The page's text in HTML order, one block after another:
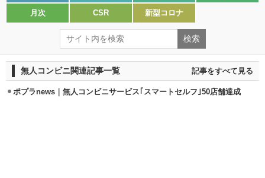
月次 CSR 新型コロナ
無人コンビニ関連記事一覧 記事をすべて見る
ポプラnews｜無人コンビニサービス｢スマートセルフ｣50店舗達成